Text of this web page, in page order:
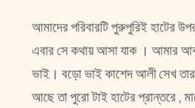
আমাদের পরিবারটি পুরুপুরিই হাটের
এবার সে কথায় আসা যাক । আমার
ভাই। বড়ো ভাই কাশেদ আলী সেখ তার
আছে তা পুরো টাই হাটের প্রান্তরে ,